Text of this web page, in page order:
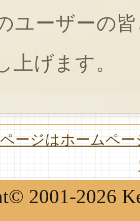
ユーザーの
上げます。
ージはホームペ
2001-2026